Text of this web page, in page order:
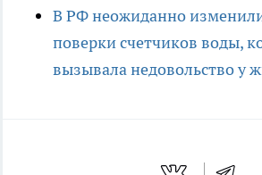
В РФ неожиданно
поверки счетчиков воды,
вызывала недовольство у